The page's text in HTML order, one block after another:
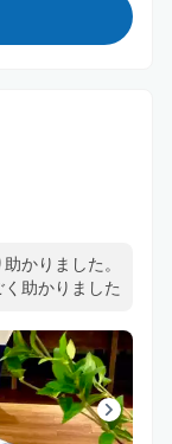
かりました。
助かりました